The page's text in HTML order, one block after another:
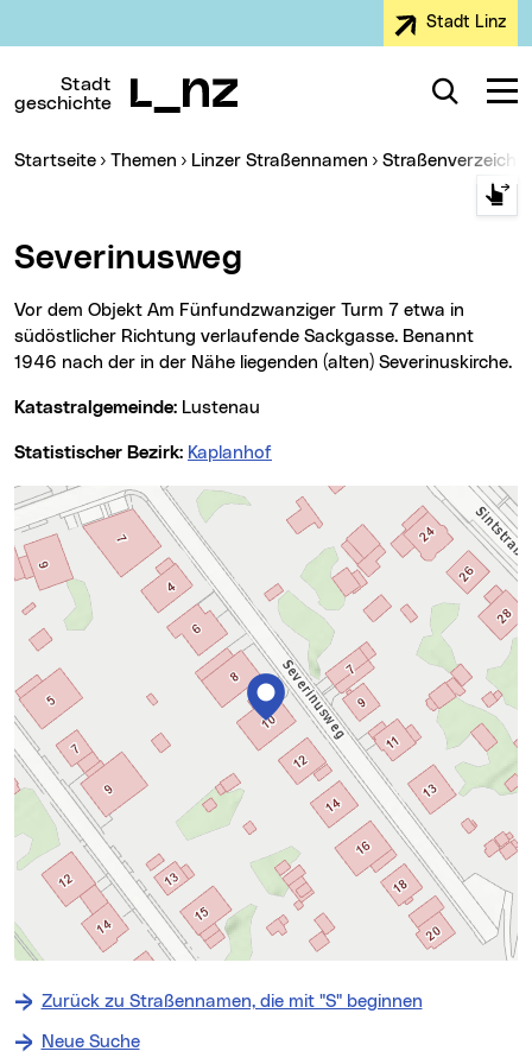
Stadt Linz
Stadt
geschichte
Suche
Sie sind hier:
Startseite Themen Linzer Straßennamen
Severinusweg
Vor dem Objekt Am Fünfundzwanziger Turm 7 etwa in
südöstlicher Richtung verlaufende Sackgasse. Benannt
1946 nach der in der Nähe liegenden (alten) Severinuskirche.
Katastralgemeinde: Lustenau
Statistischer Bezirk: Kaplanhof
Karte überspringen
⇧ Zurück zu Straßennamen, die mit "S" beginnen
Neue Suche